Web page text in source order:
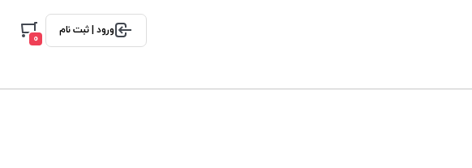
ورود | ثبت نام
0